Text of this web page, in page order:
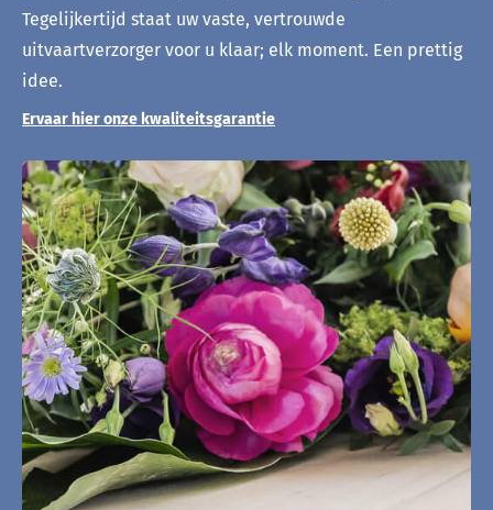
Tegelijkertijd staat uw vaste, vertrouwde
uitvaartverzorger voor u klaar; elk moment. Een prettig
idee.
Ervaar hier onze kwaliteitsgarantie